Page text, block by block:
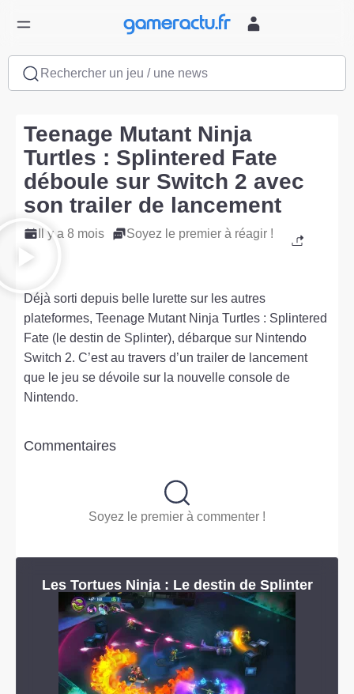
Rechercher un jeu / une news
Teenage Mutant Ninja
Turtles : Splintered Fate
déboule sur Switch 2 avec
son trailer de lancement
Il y a 8 mois Soyez le premier à réagir !
Déjà sorti depuis belle lurette sur les autres
plateformes, Teenage Mutant Ninja Turtles : Splintered
Fate (le destin de Splinter), débarque sur Nintendo
Switch 2. C’est au travers d’un trailer de lancement
que le jeu se dévoile sur la nouvelle console de
Nintendo.
Commentaires
Soyez le premier à commenter !
Les Tortues Ninja : Le destin de Splinter